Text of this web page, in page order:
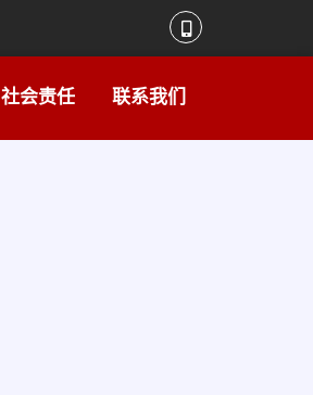
社会责任 联系我们